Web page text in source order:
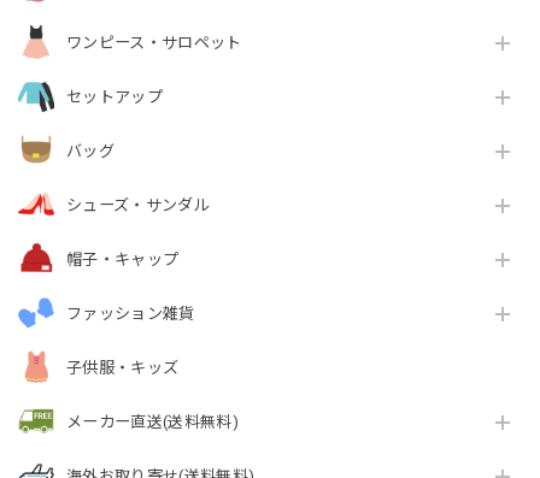
ワンピース・サロペット
セットアップ
バッグ
シューズ・サンダル
帽子・キャップ
ファッション雑貨
子供服・キッズ
メーカー直送(送料無料)